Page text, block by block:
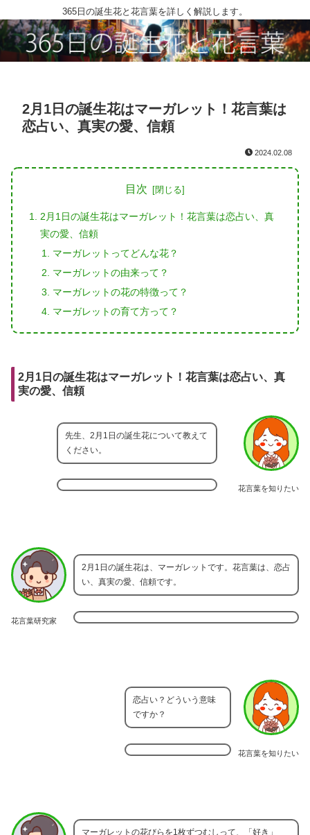
365日の誕生花と花言葉を詳しく解説します。
2月1日の誕生花はマーガレット！花言葉は
恋占い、真実の愛、信頼
2024.02.08
目次
2月1日の誕生花はマーガレット！花言葉は恋占い、真
実の愛、信頼
マーガレットってどんな花？
マーガレットの由来って？
マーガレットの花の特徴って？
マーガレットの育て方って？
2月1日の誕生花はマーガレット！花言葉は恋占い、真
実の愛、信頼
花言葉を知りたい
先生、2月1日の誕生花について教えて
ください。
花言葉研究家
2月1日の誕生花は、マーガレットです。花言葉は、恋占
い、真実の愛、信頼です。
花言葉を知りたい
恋占い？どういう意味
ですか？
マーガレットの花びらを1枚ずつむしって、「好き」